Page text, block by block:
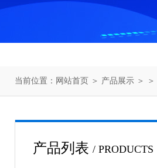
当前位置： 网站首页 ＞ 产品展示 ＞ ＞
产品列表 / PRODUCTS